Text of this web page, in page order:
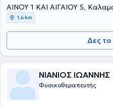
ΑΙΝΟΥ 1 ΚΑΙ ΑΙΓΑΙΟΥ 5,
1,4 km
Δες
ΝΙΑΝΙΟΣ ΙΩΑΝΝΗΣ
Φυσικοθεραπευτής